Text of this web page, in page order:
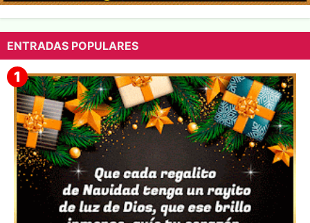
ENTRADAS POPULARES